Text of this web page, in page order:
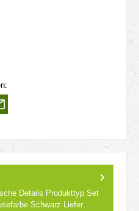
Details Produkttyp Set
Schwarz Liefer…